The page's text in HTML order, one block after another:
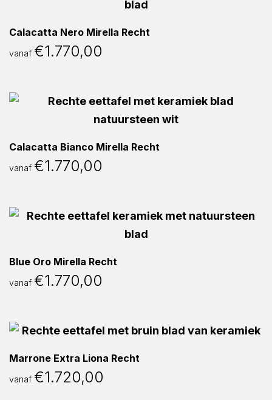
Calacatta Nero Mirella Recht
vanaf €1.770,00
Calacatta Bianco Mirella Recht
vanaf €1.770,00
Blue Oro Mirella Recht
vanaf €1.770,00
Marrone Extra Liona Recht
vanaf €1.720,00